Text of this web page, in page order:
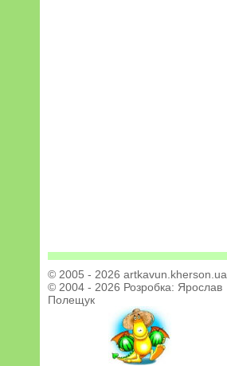
© 2005 - 2026 artkavun.kherson.ua
© 2004 - 2026 Розробка: Ярослав
Полещук